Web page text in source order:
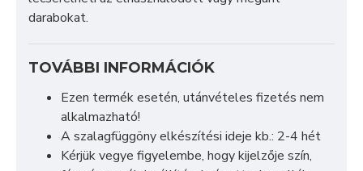
darabokat.
TOVÁBBI INFORMÁCIÓK
Ezen termék esetén, utánvételes fizetés nem
alkalmazható!
A szalagfüggöny elkészítési ideje kb.: 2-4 hét
Kérjük vegye figyelembe, hogy kijelzője szín,